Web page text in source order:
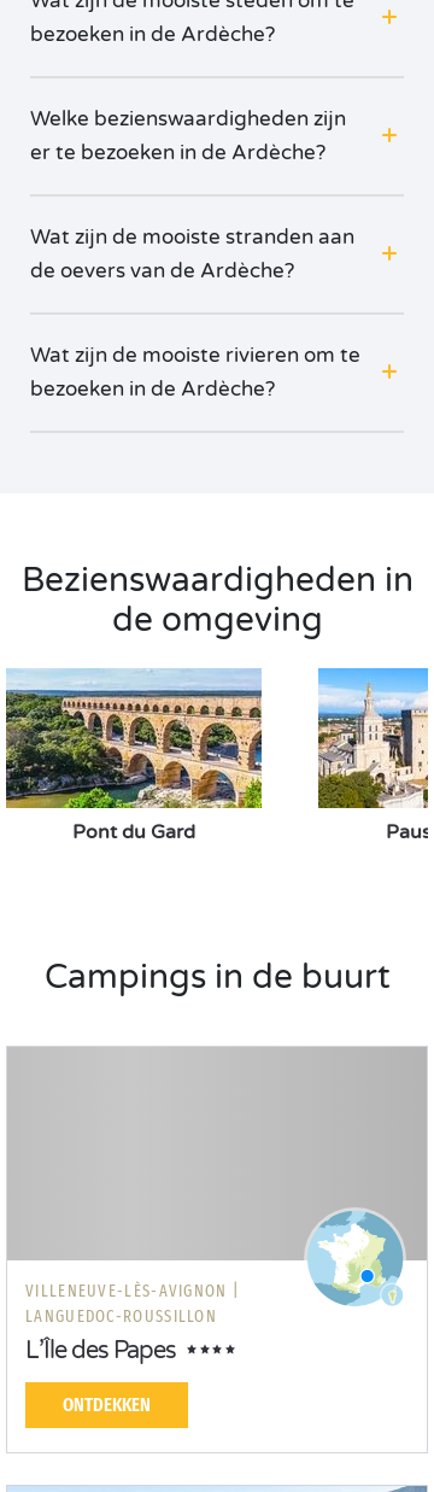
bezoeken in de Ardèche?
Welke bezienswaardigheden zijn
er te bezoeken in de Ardèche?
Wat zijn de mooiste stranden aan
de oevers van de Ardèche?
Wat zijn de mooiste rivieren om te
bezoeken in de Ardèche?
Bezienswaardigheden in
de omgeving
Pont du Gard
Campings in de buurt
VILLENEUVE-LÈS-AVIGNON |
LANGUEDOC-ROUSSILLON
L’Île des Papes
ONTDEKKEN